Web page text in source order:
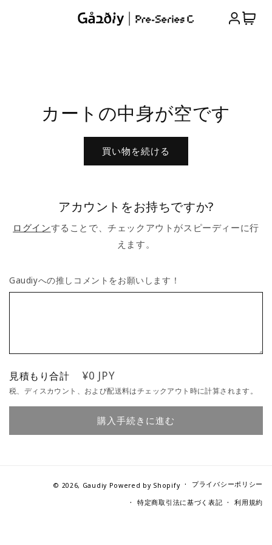
グ
イ
ー
カートの中身が空です
買い物を続ける
アカウントをお持ちですか?
ログインすることで、チェックアウトがスピーディーに行
えます。
Gaudiyへの推しコメントをお願いします！
見積もり合計 ¥0 JPY
税、ディスカウント、および配送料はチェックアウト時に計算されます。
購入手続きに進む
© 2026, Gaudiy Powered by Shopify
プライバシーポリシー
特定商取引法に基づく表記
利用規約